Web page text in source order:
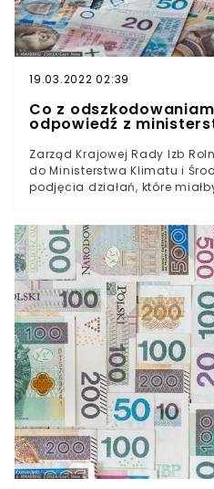
19.03.2022 02:39
Co z
odpowiedź z
Zarząd Krajowej Rady Izb
do Ministerstwa Klimatu i
podjęcia działań, które
odszkodowania?Jeszcze w
roku zarząd KRIR na wniosek
skierował do Ministra
Kurtyki pismo w sprawie
działań.